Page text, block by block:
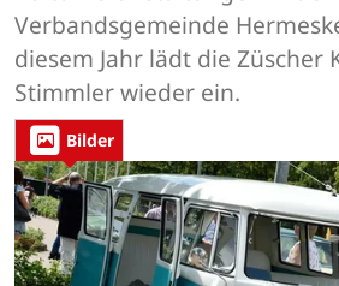
Verbandsgemeinde
diesem Jahr lädt die Züscher
Stimmler wieder ein.
Bilder